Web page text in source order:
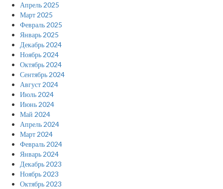
Апрель 2025
Март 2025
Февраль 2025
Январь 2025
Декабрь 2024
Ноябрь 2024
Октябрь 2024
Сентябрь 2024
Август 2024
Июль 2024
Июнь 2024
Май 2024
Апрель 2024
Март 2024
Февраль 2024
Январь 2024
Декабрь 2023
Ноябрь 2023
Октябрь 2023